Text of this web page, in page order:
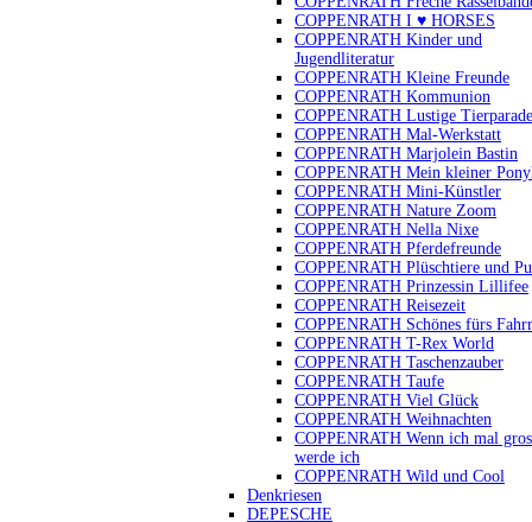
COPPENRATH I ♥ HORSES
COPPENRATH Kinder und
Jugendliteratur
COPPENRATH Kleine Freunde
COPPENRATH Kommunion
COPPENRATH Lustige Tierparade
COPPENRATH Mal-Werkstatt
COPPENRATH Marjolein Bastin
COPPENRATH Mein kleiner
COPPENRATH Mini-Künstler
COPPENRATH Nature Zoom
COPPENRATH Nella Nixe
COPPENRATH Pferdefreunde
COPPENRATH Plüschtiere und
COPPENRATH Prinzessin Lillifee
COPPENRATH Reisezeit
COPPENRATH Schönes fürs
COPPENRATH T-Rex World
COPPENRATH Taschenzauber
COPPENRATH Taufe
COPPENRATH Viel Glück
COPPENRATH Weihnachten
COPPENRATH Wenn ich mal
werde ich
COPPENRATH Wild und Cool
Denkriesen
DEPESCHE